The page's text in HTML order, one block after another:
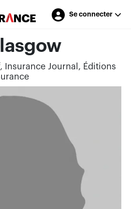
Se connecter
Insurance Journal, Éditions